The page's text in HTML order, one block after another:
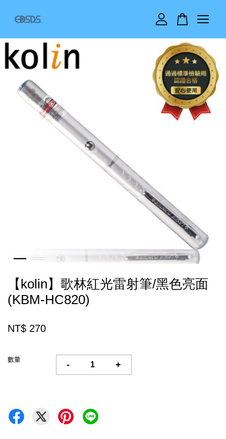
【kolin】歌林紅光雷射筆/黑色亮面
(KBM-HC820)
NT$ 270
數量
- +
您的購物車目前還是空的。